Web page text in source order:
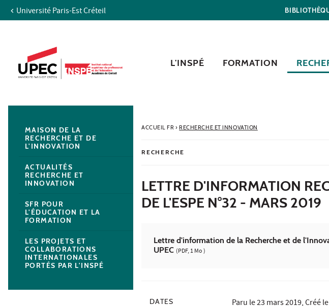
Aller au contenu
Recherche
Navigation secondaire
Université Paris-Est Créteil
L'INSPÉ FORMATION
ACCUEIL FR› RECHERCHE ET INNOVATION
RECHERCHE
LETTRE D'INFORMATION
DE L'ESPE N°32 - MARS 2019
Lettre d'information de la Recherche et de
UPEC (PDF, 1 Mo )
DATES
MAISON DE LA
RECHERCHE ET DE
L'INNOVATION
ACTUALITÉS
RECHERCHE ET
INNOVATION
SFR POUR
L'ÉDUCATION ET LA
FORMATION
LES PROJETS ET
COLLABORATIONS
INTERNATIONALES
PORTÉS PAR L'INSPÉ